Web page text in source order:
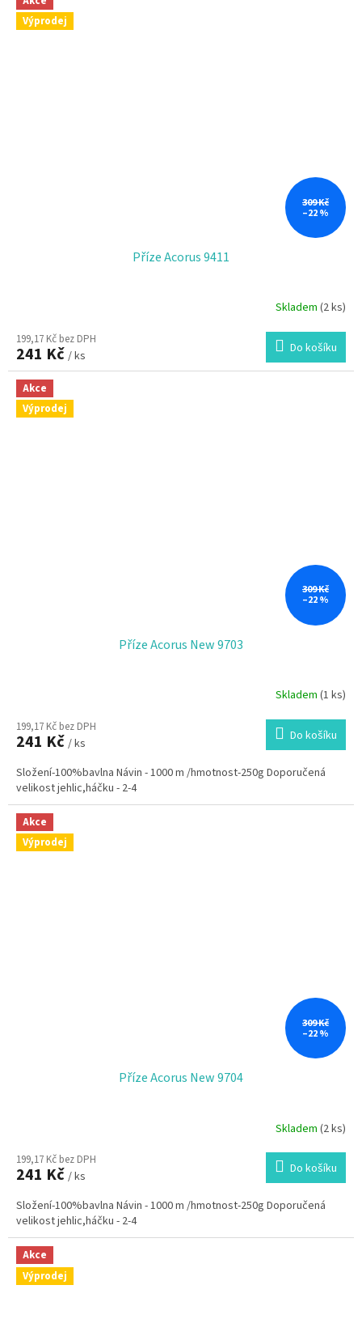
Výprodej
309 Kč
–22 %
Příze Acorus 9411
Skladem (2 ks)
199,17 Kč bez DPH
241 Kč / ks Do košíku
Akce
Výprodej
309 Kč
–22 %
Příze Acorus New 9703
Skladem (1 ks)
199,17 Kč bez DPH
241 Kč / ks Do košíku
Složení-100%bavlna Návin - 1000 m /hmotnost-250g Doporučená
velikost jehlic,háčku - 2-4
Akce
Výprodej
309 Kč
–22 %
Příze Acorus New 9704
Skladem (2 ks)
199,17 Kč bez DPH
241 Kč / ks Do košíku
Složení-100%bavlna Návin - 1000 m /hmotnost-250g Doporučená
velikost jehlic,háčku - 2-4
Akce
Výprodej